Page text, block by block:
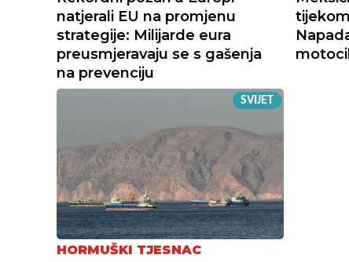
natjerali EU na promjenu
strategije: Milijarde eura
preusmjeravaju se s gašenja
na prevenciju
SVIJET
HORMUŠKI TJESNAC